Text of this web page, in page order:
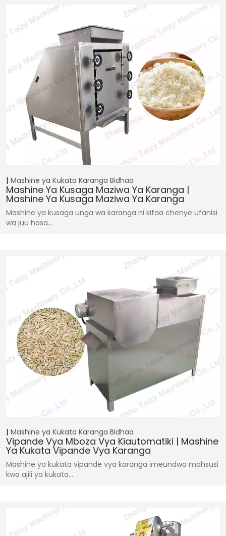
Mashine ya Kukata Karanga Bidhaa
Mashine Ya Kusaga Maziwa Ya Karanga |
Mashine Ya Kusaga Maziwa Ya Karanga
Mashine ya kusaga unga wa karanga ni kifaa chenye ufanisi
wa juu hasa…
Mashine ya Kukata Karanga Bidhaa
Vipande Vya Mboza Vya Kiautomatiki | Mashine
Ya Kukata Vipande Vya Karanga
Mashine ya kukata vipande vya karanga imeundwa mahsusi
kwa ajili ya kukata…